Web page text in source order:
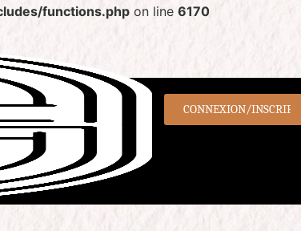
functions.php on line 6170
CONNEXION/